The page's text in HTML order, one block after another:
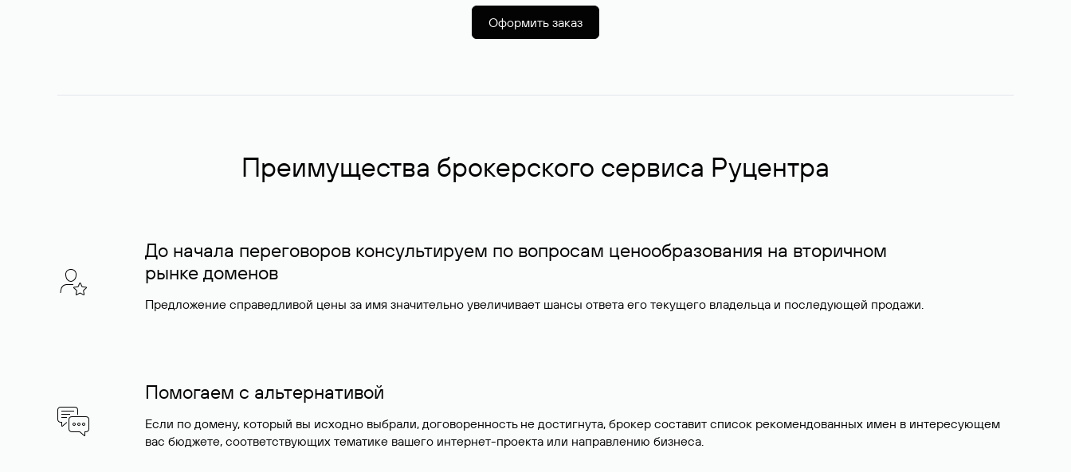
Оформить заказ
Преимущества брокерского сервиса Руцентра
До начала переговоров консультируем по вопросам ценообразования на вторичном
рынке доменов
Предложение справедливой цены за имя значительно увеличивает шансы ответа его текущего владельца и последующей продажи.
Помогаем с альтернативой
Если по домену, который вы исходно выбрали, договоренность не достигнута, брокер составит список рекомендованных имен в интересующем
вас бюджете, соответствующих тематике вашего интернет-проекта или направлению бизнеса.